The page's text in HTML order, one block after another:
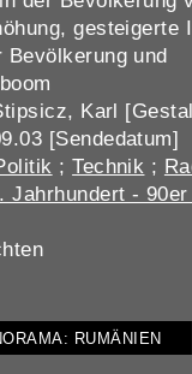
gesteigerte
Bevölkerung und
Karl
[Sendedatum]
;Technik ;
Jahrhundert -
RUMÄNIEN